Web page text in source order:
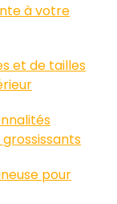
à votre
et de tailles
pour